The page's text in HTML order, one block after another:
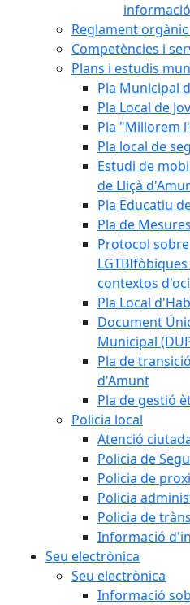
Reglament
Competències i
Plans i estudis
Pla Municipal
Pla Local de
Pla "Millorem
Pla local de
Estudi de
de Lliçà
Pla Educatiu
Pla de
Protocol
contextos d'oci
Pla Local
Document
Municipal
Pla de
d'Amunt
Pla de gestió
Policia local
Atenció
Policia de
Policia de
Policia
Policia de
Informació
Seu electrònica
Seu electrònica
Informació